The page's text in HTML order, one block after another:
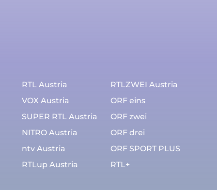
RTL Austria
VOX Austria
SUPER RTL Austria
NITRO Austria
ntv Austria
RTLup Austria
RTLZWEI Austria
ORF eins
ORF zwei
ORF drei
ORF SPORT PLUS
RTL+